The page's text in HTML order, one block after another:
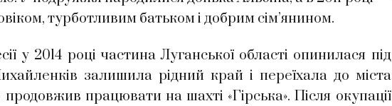
турботливим батьком і добрим сім’янином.
у 2014 році частина Луганської області опинилася під
залишила рідний край і переїхала до міста
працювати на шахті «Гірська». Після окупації